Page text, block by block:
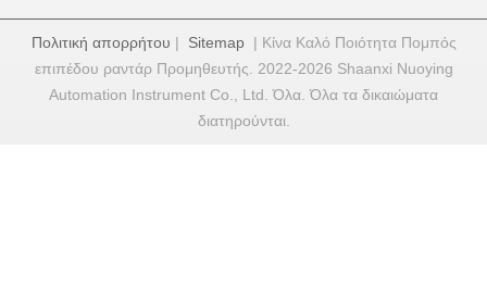
Πολιτική απορρήτου | Sitemap| Κίνα Καλό Ποιότητα Πομπός
επιπέδου ραντάρ Προμηθευτής. 2022-2026 Shaanxi Nuoying
Automation Instrument Co., Ltd. Όλα. Όλα τα δικαιώματα
διατηρούνται.